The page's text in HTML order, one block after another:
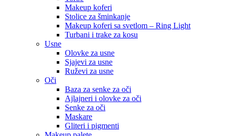
Makeup koferi
Stolice za šminkanje
Makeup koferi sa svetlom – Ring Light
Turbani i trake za kosu
Usne
Olovke za usne
Sjajevi za usne
Ruževi za usne
Oči
Baza za senke za oči
Ajlajneri i olovke za oči
Senke za oči
Maskare
Gliteri i pigmenti